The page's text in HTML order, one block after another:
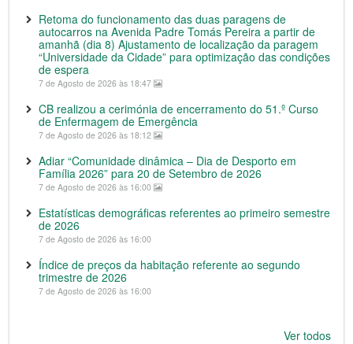
Retoma do funcionamento das duas paragens de
autocarros na Avenida Padre Tomás Pereira a partir de
amanhã (dia 8) Ajustamento de localização da paragem
“Universidade da Cidade” para optimização das condições
de espera
7 de Agosto de 2026 às 18:47
CB realizou a cerimónia de encerramento do 51.º Curso
de Enfermagem de Emergência
7 de Agosto de 2026 às 18:12
Adiar “Comunidade dinâmica – Dia de Desporto em
Família 2026” para 20 de Setembro de 2026
7 de Agosto de 2026 às 16:00
Estatísticas demográficas referentes ao primeiro semestre
de 2026
7 de Agosto de 2026 às 16:00
Índice de preços da habitação referente ao segundo
trimestre de 2026
7 de Agosto de 2026 às 16:00
Ver todos